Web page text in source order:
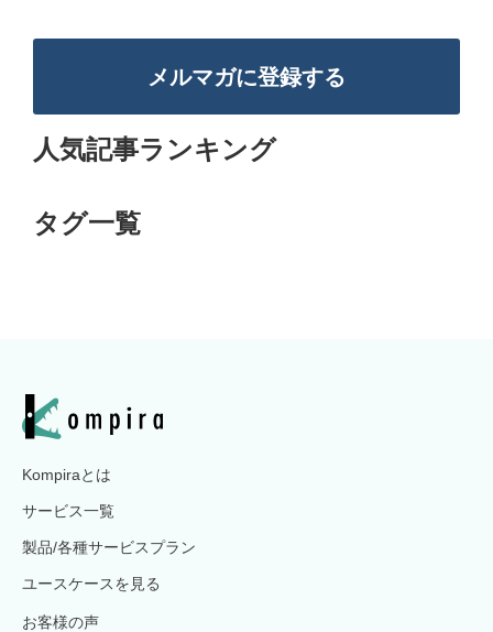
メルマガに登録する
人気記事ランキング
タグ一覧
Kompiraとは
サービス一覧
製品/各種サービスプラン
ユースケースを見る
お客様の声